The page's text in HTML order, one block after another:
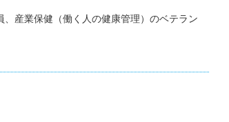
産業保健（働く人の健康管理）のベテラン